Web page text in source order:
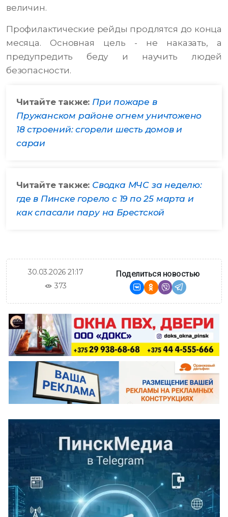
величин.
Профилактические рейды продлятся до конца
месяца. Основная цель - не наказать, а
предупредить беду и научить людей
безопасности.
Читайте также: При пожаре в
Пружанском районе огнем уничтожено
18 строений: сгорели шесть домов и
сараи
Читайте также: Сводка МЧС за неделю:
где в Пинске горело с 19 по 25 марта и
как спасали пару на Брестской
30.03.2026 21:17
373
Поделиться новостью